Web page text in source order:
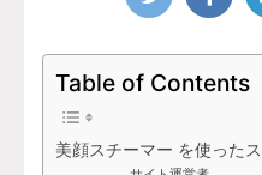
Table of Contents
美顔スチーマー を使った